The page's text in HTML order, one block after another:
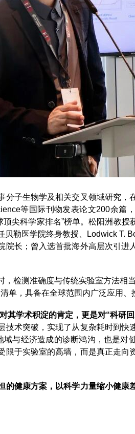
子生物学及相关交叉领域研究，
等国际刊物发表论文200余篇
尖科学家排名”榜单。松阳洲教
勒医学院终身教授、Lodwick T.
长；曾入选首批海外高层次引进
检测准确度与传统实验室方法相
单，具备在全球范围内广泛应用、
学术积淀的肯定，更是对“科研回
技术突破，实现了从复杂耗时到快
域与经济造成的诊断鸿沟，也是对
限于实验室的高墙，而是真正走向
的健康方案，以科学力量缩小健康